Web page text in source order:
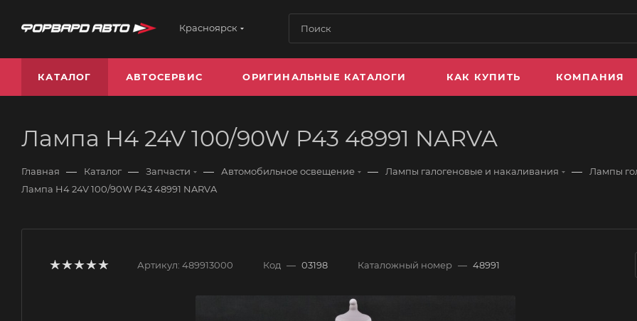
Красноярск
КАТАЛОГ АВТОСЕРВИС ОРИГИНАЛЬНЫЕ КАТАЛОГИ КАК КУПИТЬ КОМПАНИЯ
Лампа H4 24V 100/90W P43 48991 NARVA
Главная — Каталог — Запчасти — Автомобильное освещение — Лампы галогеновые и накаливания — Лампы
Лампа H4 24V 100/90W P43 48991 NARVA
Артикул: 489913000 Код — 03198 Каталожный номер — 48991